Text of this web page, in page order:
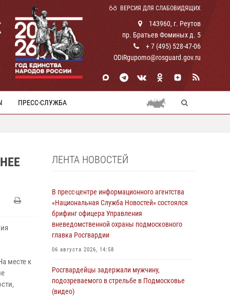
ВЕРСИЯ ДЛЯ СЛАБОВИДЯЩИХ
143960, г. Реутов
пр. Братьев Фоминых д. 5
+ 7 (495) 528-47-06
ODiRgupomo@rosguard.gov.ru
ПРЕСС-СЛУЖБА
месте к
ЛЕНТА НОВОСТЕЙ
В пресс-центре информационного агентства
«Национальная Служба Новостей» состоялся
брифинг офицера Управления
вневедомственной охраны подмосковного
главка Росгвардии
06 августа 2026, 14:58
Росгвардейцы задержали мужчину,
подозреваемого в стрельбе в Подмосковье
(видео)